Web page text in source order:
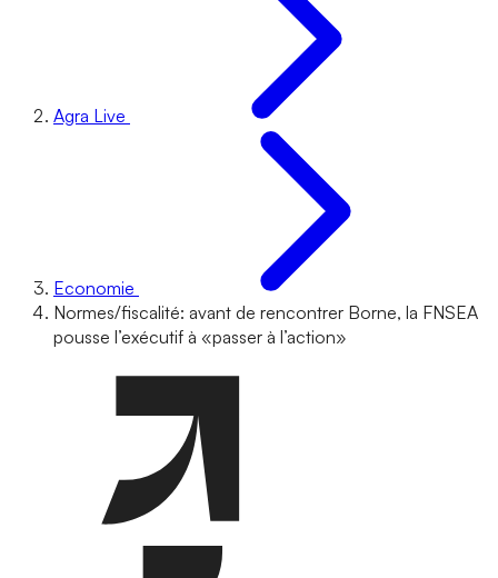
Agra Live
Economie
Normes/fiscalité: avant de rencontrer Borne, la FNSEA
pousse l’exécutif à «passer à l’action»